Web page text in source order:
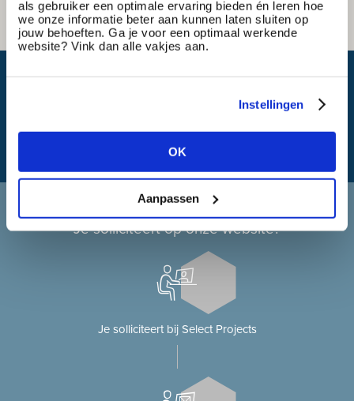
als gebruiker een optimale ervaring bieden én leren hoe
we onze informatie beter aan kunnen laten sluiten op
jouw behoeften. Ga je voor een optimaal werkende
website? Vink dan alle vakjes aan.
Instellingen
OK
Aanpassen
Wat is mijn reistijd?
Solliciteren bij Select Projects
Je solliciteert op onze website?
Je solliciteert bij Select Projects